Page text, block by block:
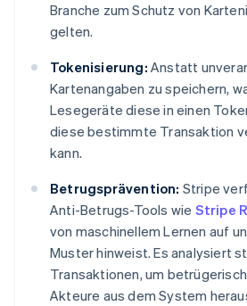
Branche zum Schutz von
gelten.
Tokenisierung: Anstatt
Kartenangaben zu speichern,
Lesegeräte diese in einen
diese bestimmte Transaktion
kann.
Betrugsprävention: Stripe
Anti-Betrugs-Tools wie Stripe
von maschinellem Lernen auf
Muster hinweist. Es analysiert
Transaktionen, um
Akteure aus dem System